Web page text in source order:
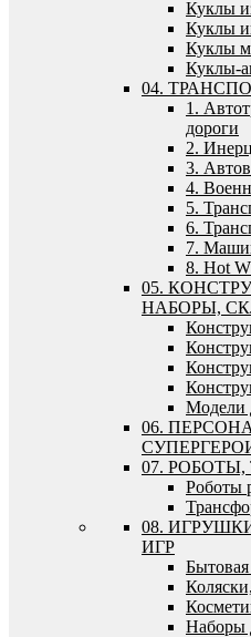
Куклы
Куклы
Куклы
Куклы-
04.
1.
дороги
2.
3.
4.
5.
6.
7.
8. Hot
05.
НАБОРЫ,
Модели
06.
07.
Роботы
08.
ИГР
Наборы